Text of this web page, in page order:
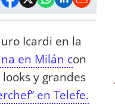
Icardi en la
en Milán con
y grandes
en Telefe.